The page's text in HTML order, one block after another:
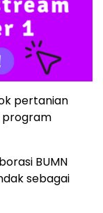
pertanian
program
BUMN
sebagai